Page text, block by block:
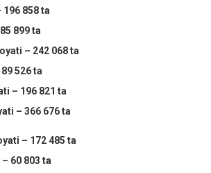
858 ta
899 ta
– 242 068 ta
526 ta
– 196 821 ta
– 366 676 ta
– 172 485 ta
60 803 ta